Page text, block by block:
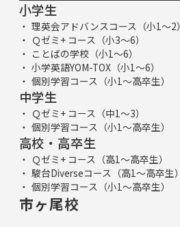
小学生
理英会アドバンスコース（小1～2）
Ｑゼミ+ コース（小3～6）
ことばの学校（小1～6）
小学英語YOM-TOX（小1～6）
個別学習コース（小1～高卒生）
中学生
Ｑゼミ+ コース（中1～3）
個別学習コース（小1～高卒生）
高校・高卒生
Ｑゼミ+ コース（高1～高卒生）
駿台Diverseコース（高1～高卒生）
個別学習コース（小1～高卒生）
市ヶ尾校